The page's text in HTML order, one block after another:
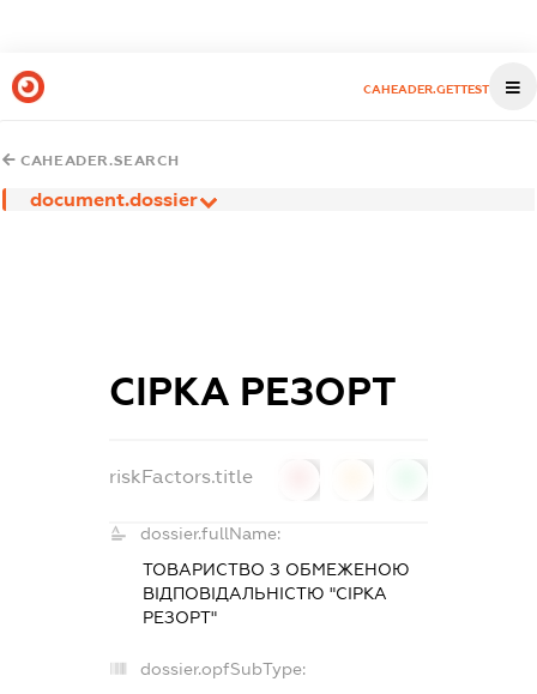
CAHEADER.GETTEST
CAHEADER.SEARCH
document.dossier
СІРКА РЕЗОРТ
riskFactors.title
dossier.fullName:
ТОВАРИСТВО З ОБМЕЖЕНОЮ
ВІДПОВІДАЛЬНІСТЮ "СІРКА
РЕЗОРТ"
dossier.opfSubType: